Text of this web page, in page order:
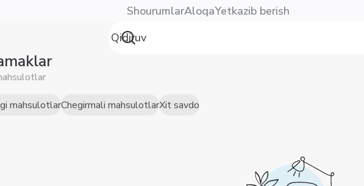
ShourumlarAloqaYetkazib berish
mahsulotlarChegirmali mahsulotlarXit savdo